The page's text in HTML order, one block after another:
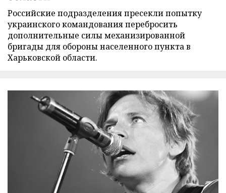
Российские подразделения пресекли попытку
украинского командования перебросить
дополнительные силы механизированной
бригады для обороны населенного пункта в
Харьковской области.